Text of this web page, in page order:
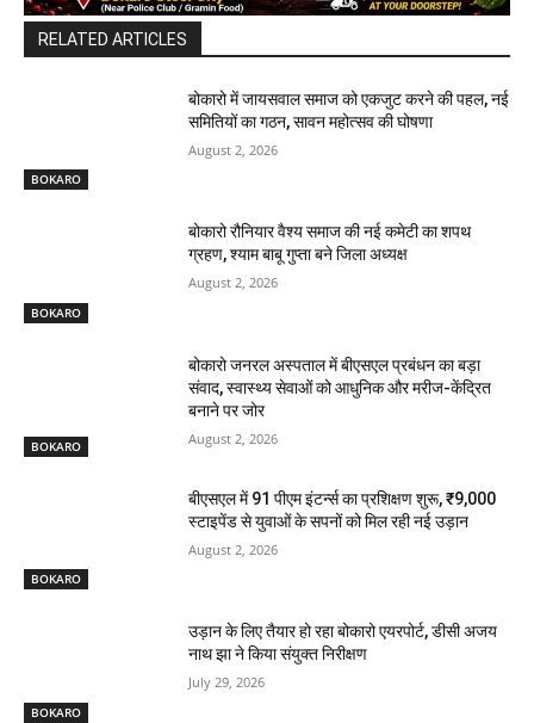
RELATED ARTICLES
BOKARO
बोकारो में जायसवाल समाज को एकजुट करने की पहल, नई
समितियों का गठन, सावन महोत्सव की घोषणा
August 2, 2026
BOKARO
बोकारो रौनियार वैश्य समाज की नई कमेटी का शपथ
ग्रहण, श्याम बाबू गुप्ता बने जिला अध्यक्ष
August 2, 2026
BOKARO
बोकारो जनरल अस्पताल में बीएसएल प्रबंधन का बड़ा
संवाद, स्वास्थ्य सेवाओं को आधुनिक और मरीज-केंद्रित
बनाने पर जोर
August 2, 2026
BOKARO
बीएसएल में 91 पीएम इंटर्न्स का प्रशिक्षण शुरू, ₹9,000
स्टाइपेंड से युवाओं के सपनों को मिल रही नई उड़ान
August 2, 2026
BOKARO
उड़ान के लिए तैयार हो रहा बोकारो एयरपोर्ट, डीसी अजय
नाथ झा ने किया संयुक्त निरीक्षण
July 29, 2026